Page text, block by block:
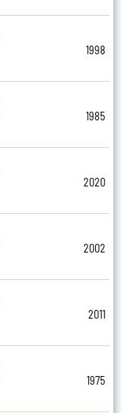
1998
1985
2020
2002
2011
1975